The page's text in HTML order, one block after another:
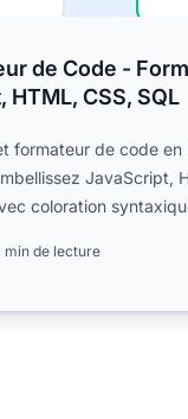
de Code -
HTML, CSS, SQL
formateur de code
JavaScript,
coloration
min de lecture